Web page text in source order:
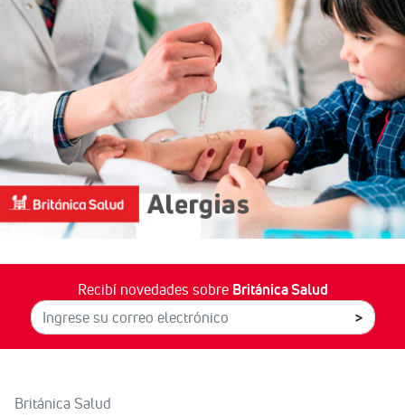
Recibí novedades sobre Británica Salud
>
Británica Salud